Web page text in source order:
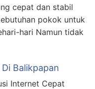
cepat dan stabil
pokok untuk
hari Namun tidak
Balikpapan
Internet Cepat